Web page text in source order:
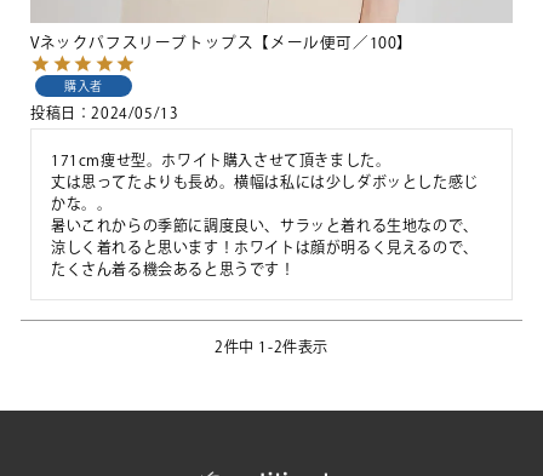
Vネックパフスリーブトップス【メール便可／100】
購入者
投稿日 2024/05/13
171cm痩せ型。ホワイト購入させて頂きました。
丈は思ってたよりも長め。横幅は私には少しダボッとした感じ
かな。。
暑いこれからの季節に調度良い、サラッと着れる生地なので、
涼しく着れると思います！ホワイトは顔が明るく見えるので、
たくさん着る機会あると思うです！
2件中 1 -2件表示